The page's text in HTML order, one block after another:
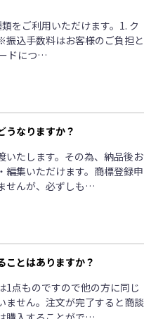
をご利用いただけます。1. ク
込手数料はお客様のご負担と
ドにつ…
うなりますか？
いたします。その為、納品後お
編集いただけます。商標登録申
せんが、必ずしも…
ことはありますか？
1点ものですので他の方に同じ
ません。注文が完了すると商談